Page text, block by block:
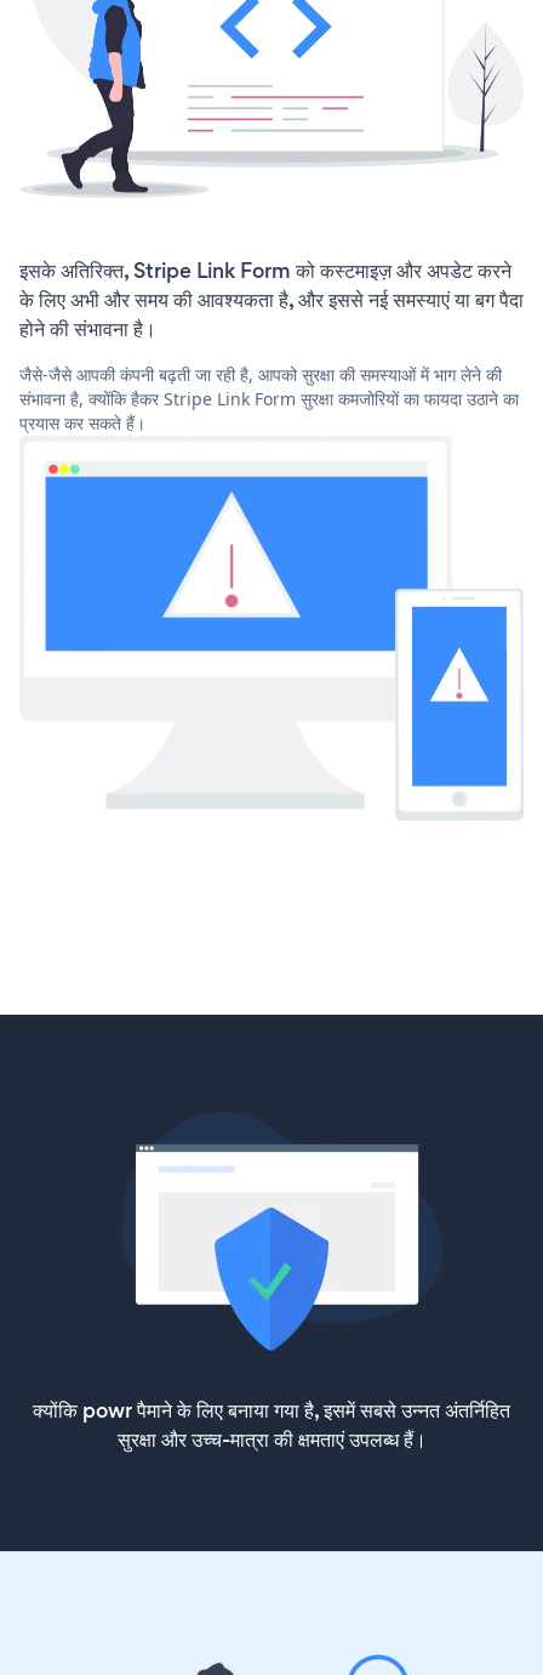
इसके अतिरिक्त, Stripe Link Form को कस्टमाइज़ और अपडेट करने
के लिए अभी और समय की आवश्यकता है, और इससे नई समस्याएं या बग पैदा
होने की संभावना है।
जैसे-जैसे आपकी कंपनी बढ़ती जा रही है, आपको सुरक्षा की समस्याओं में भाग लेने की
संभावना है, क्योंकि हैकर Stripe Link Form सुरक्षा कमजोरियों का फायदा उठाने का
प्रयास कर सकते हैं।
क्योंकि powr पैमाने के लिए बनाया गया है, इसमें सबसे उन्नत अंतर्निहित
सुरक्षा और उच्च-मात्रा की क्षमताएं उपलब्ध हैं।